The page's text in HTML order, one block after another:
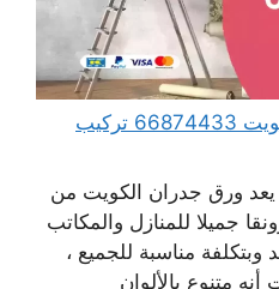
فني تركيب ورق جدران الكويت 66874433 تركيب
ورق جدران الكويت من
جميلا للمنازل والمكاتب
وبتكلفة مناسبة للجميع ،
متنوع بالألوان